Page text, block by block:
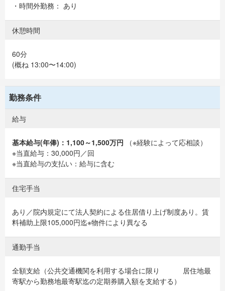
・時間外勤務： あり
休憩時間
60分
(概ね 13:00〜14:00)
勤務条件
給与
基本給与(年俸)：1,100～1,500万円 （※経験によって応相談）
※当直給与：30,000円／回
※当直給与の支払い：給与に含む
住宅手当
あり／院内規定にて法人契約による住居借り上げ制度あり。賃
料補助上限105,000円迄※物件により異なる
通勤手当
全額支給（公共交通機関を利用する場合に限り 居住地最
寄駅から勤務地最寄駅迄の定期券購入額を支給する）